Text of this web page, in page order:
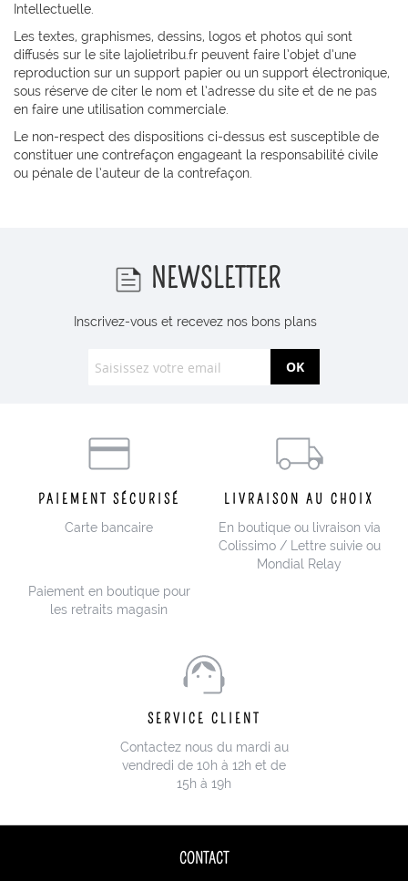
Intellectuelle.
Les textes, graphismes, dessins, logos et photos qui sont
diffusés sur le site lajolietribu.fr peuvent faire l’objet d’une
reproduction sur un support papier ou un support électronique,
sous réserve de citer le nom et l’adresse du site et de ne pas
en faire une utilisation commerciale.
Le non-respect des dispositions ci-dessus est susceptible de
constituer une contrefaçon engageant la responsabilité civile
ou pénale de l’auteur de la contrefaçon.
NEWSLETTER
Inscrivez-vous et recevez nos bons plans
OK
PAIEMENT SÉCURISÉ
Carte bancaire
Paiement en boutique pour
les retraits magasin
LIVRAISON AU CHOIX
En boutique ou livraison via
Colissimo / Lettre suivie ou
Mondial Relay
SERVICE CLIENT
Contactez nous du mardi au
vendredi de 10h à 12h et de
15h à 19h
CONTACT